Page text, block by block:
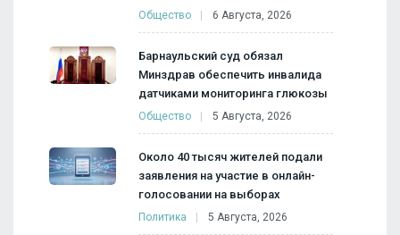
Общество 6 Августа, 2026
Барнаульский суд обязал
Минздрав обеспечить инвалида
датчиками мониторинга глюкозы
Общество 5 Августа, 2026
Около 40 тысяч жителей подали
заявления на участие в онлайн-
голосовании на выборах
Политика 5 Августа, 2026